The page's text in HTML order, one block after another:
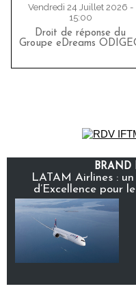
Vendredi 24 Juillet 2026 -
15:00
Droit de réponse du
Groupe eDreams
BRAND
LATAM Airlines :
d’Excellence pour